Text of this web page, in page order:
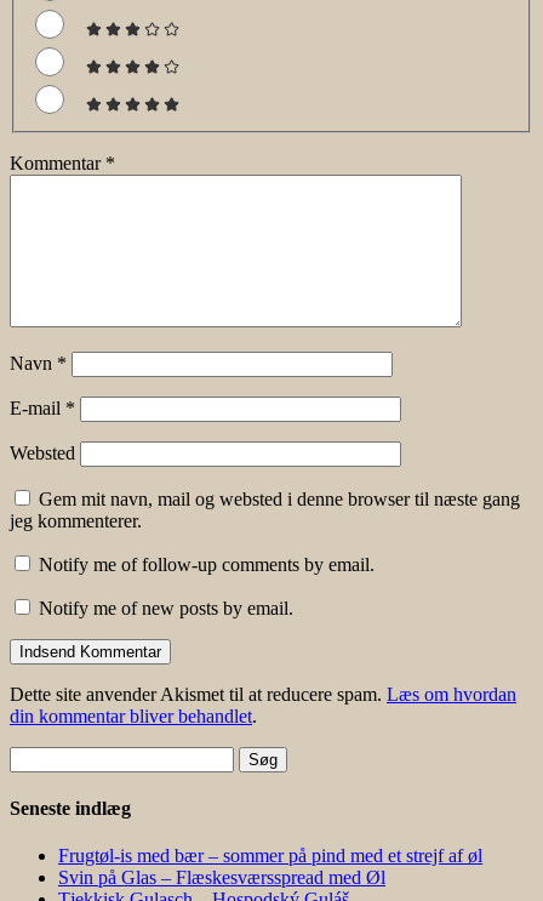
Kommentar *
Navn *
E-mail *
Websted
Gem mit navn, mail og websted i denne browser til næste gang
jeg kommenterer.
Notify me of follow-up comments by email.
Notify me of new posts by email.
Dette site anvender Akismet til at reducere spam. Læs om hvordan
din kommentar bliver behandlet.
efter:
Seneste indlæg
Frugtøl-is med bær – sommer på pind med et strejf af øl
Svin på Glas – Flæskesværsspread med Øl